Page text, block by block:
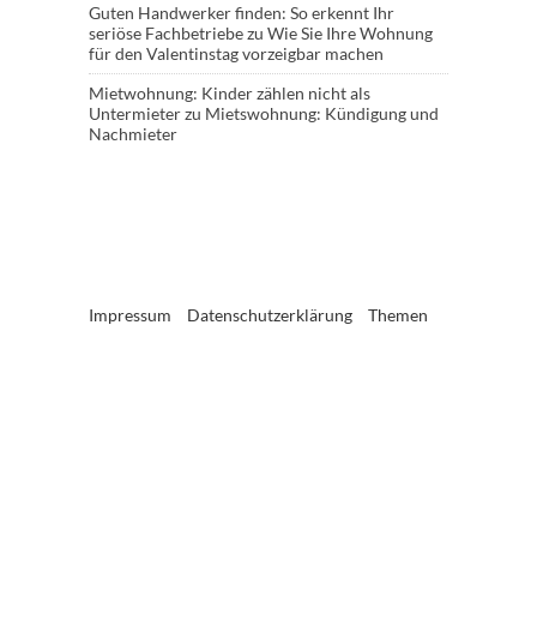
Guten Handwerker finden: So erkennt Ihr
seriöse Fachbetriebezu Wie Sie Ihre Wohnung
für den Valentinstag vorzeigbar machen
Mietwohnung: Kinder zählen nicht als
Untermieterzu Mietswohnung: Kündigung und
Nachmieter
Impressum Datenschutzerklärung Themen